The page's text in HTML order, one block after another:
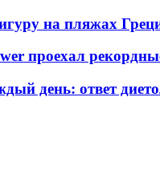
на пляжах
проехал
день: ответ